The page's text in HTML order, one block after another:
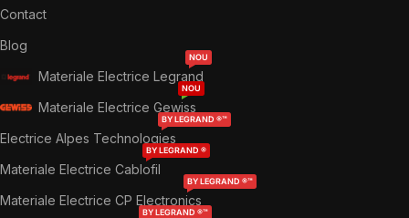
Contact
Blog
Materiale Electrice Legrand
NOU
Materiale Electrice Gewiss
NOU
Electrice Alpes Technologies
BY LEGRAND ®™
Materiale Electrice Cablofil
BY LEGRAND ®
Materiale Electrice CP Electronics
BY LEGRAND ®™
BY LEGRAND ®™